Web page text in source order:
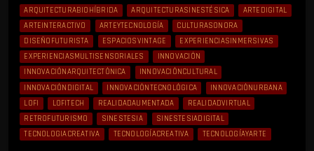
ARQUITECTURABIOHÍBRIDA ARQUITECTURASINESTÉSICA
ARTEDIGITAL
ARTEINTERACTIVO
ARTEYTECNOLOGÍA
CULTURASONORA
DISEÑOFUTURISTA
ESPACIOSVINTAGE
EXPERIENCIASINMERSIVAS
EXPERIENCIASMULTISENSORIALES
INNOVACIÓN
INNOVACIÓNARQUITECTÓNICA
INNOVACIÓNCULTURAL
INNOVACIÓNDIGITAL
INNOVACIÓNTECNOLÓGICA
INNOVACIÓNURBANA
LOFI
LOFITECH REALIDADAUMENTADA
REALIDADVIRTUAL
RETROFUTURISMO
SINESTESIA
SINESTESIADIGITAL
TECNOLOGIACREATIVA
TECNOLOGÍACREATIVA TECNOLOGÍAYARTE